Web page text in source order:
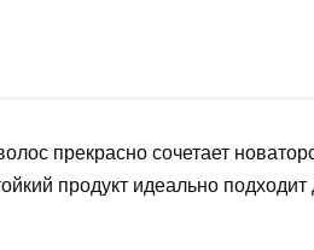
прекрасно сочетает
продукт идеально